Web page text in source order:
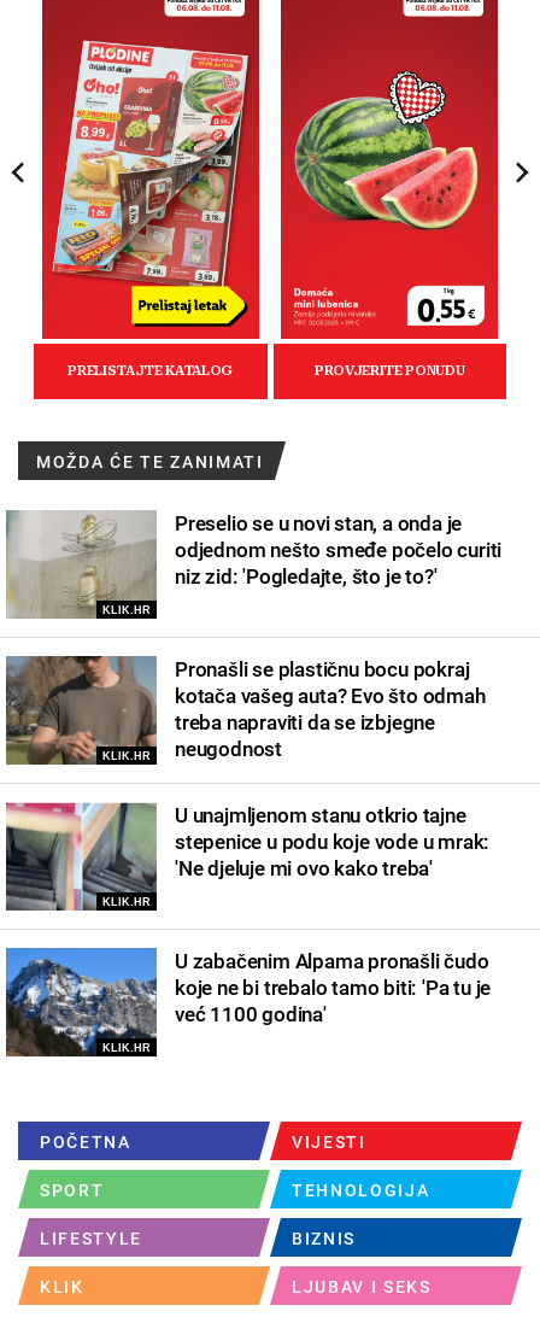
MOŽDA ĆE TE ZANIMATI
KLIK.HR
Preselio se u novi stan, a onda je
odjednom nešto smeđe počelo curiti
niz zid: 'Pogledajte, što je to?'
KLIK.HR
Pronašli se plastičnu bocu pokraj
kotača vašeg auta? Evo što odmah
treba napraviti da se izbjegne
neugodnost
KLIK.HR
U unajmljenom stanu otkrio tajne
stepenice u podu koje vode u mrak:
'Ne djeluje mi ovo kako treba'
KLIK.HR
U zabačenim Alpama pronašli čudo
koje ne bi trebalo tamo biti: 'Pa tu je
već 1100 godina'
POČETNA VIJESTI
SPORT TEHNOLOGIJA
LIFESTYLE BIZNIS
KLIK LJUBAV I SEKS